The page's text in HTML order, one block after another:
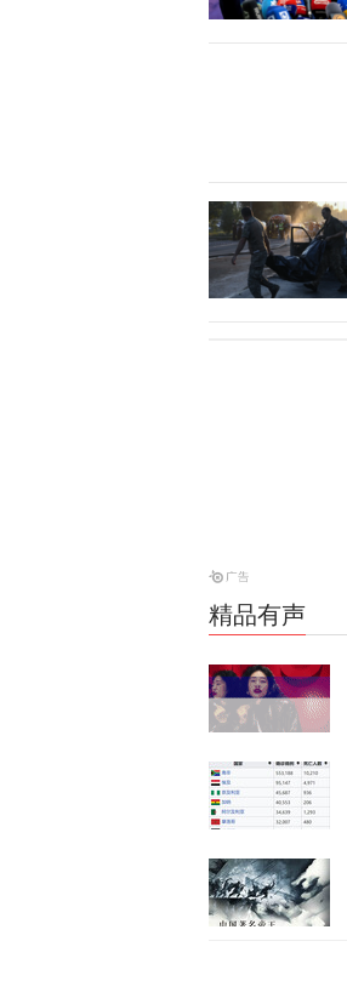
精品有声